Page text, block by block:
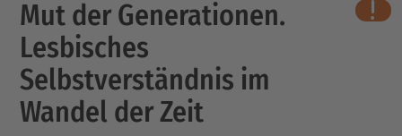
Mut der Generationen.
Lesbisches
Selbstverständnis im
Wandel der Zeit